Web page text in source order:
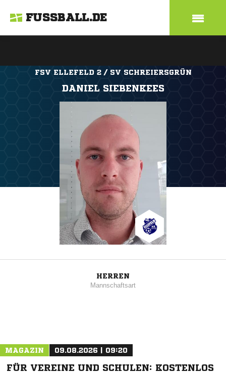
FUSSBALL.DE
FSV ELLEFELD 2 / SV SCHREIERSGRÜN
DANIEL SIEBENKEES
HERREN
Mannschaftsart
MAGAZIN 09.08.2026 | 09:20
FÜR VEREINE UND SCHULEN: KOSTENLOS